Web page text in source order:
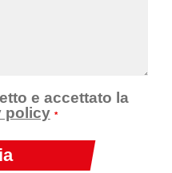
e accettato la
policy *